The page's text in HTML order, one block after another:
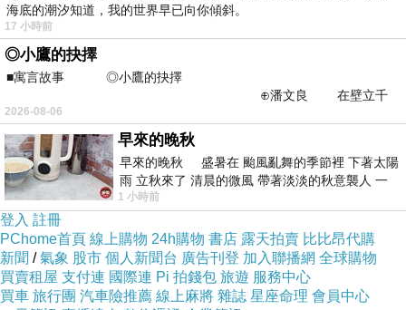
今年以「2020愛你愛妳」為主題
海底的潮汐知道，我的世界早已向你傾斜。
17 小時前
◎小鷹的抉擇
■寓言故事 ◎小鷹的抉擇
⊕潘文良 在壁立千
仞的懸崖上，有一座遮天蔽
2026-08-06
早來的晚秋
早來的晚秋 盛暑在 颱風亂舞的季節裡 下著太陽
雨 立秋來了 清晨的微風 帶著淡淡的秋意襲人 一
下子 又被赤
1 小時前
登入 註冊
PChome首頁 線上購物 24h購物 書店 露天拍賣 比比昂代購
新聞 /氣象 股市 個人新聞台 廣告刊登 加入聯播網 全球購物
買賣租屋 支付連 國際連 Pi 拍錢包 旅遊 服務中心
買車 旅行團 汽車險推薦 線上麻將 雜誌 星座命理 會員中心